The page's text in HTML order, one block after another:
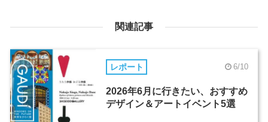
関連記事
レポート 6/10
2026年6月に行きたい、おすすめ
デザイン＆アートイベント5選